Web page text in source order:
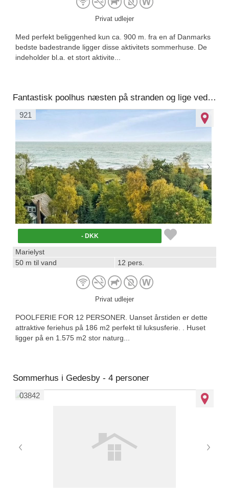
Privat udlejer
Med perfekt beliggenhed kun ca. 900 m. fra en af Danmarks
bedste badestrande ligger disse aktivitets sommerhuse. De
indeholder bl.a. et stort aktivite...
Fantastisk poolhus næsten på stranden og lige ved siden af en fantastisk restaurant.
921
- DKK
Marielyst
50 m til vand
12 pers.
Privat udlejer
POOLFERIE FOR 12 PERSONER. Uanset årstiden er dette
attraktive feriehus på 186 m2 perfekt til luksusferie. . Huset
ligger på en 1.575 m2 stor naturg...
Sommerhus i Gedesby - 4 personer
03842